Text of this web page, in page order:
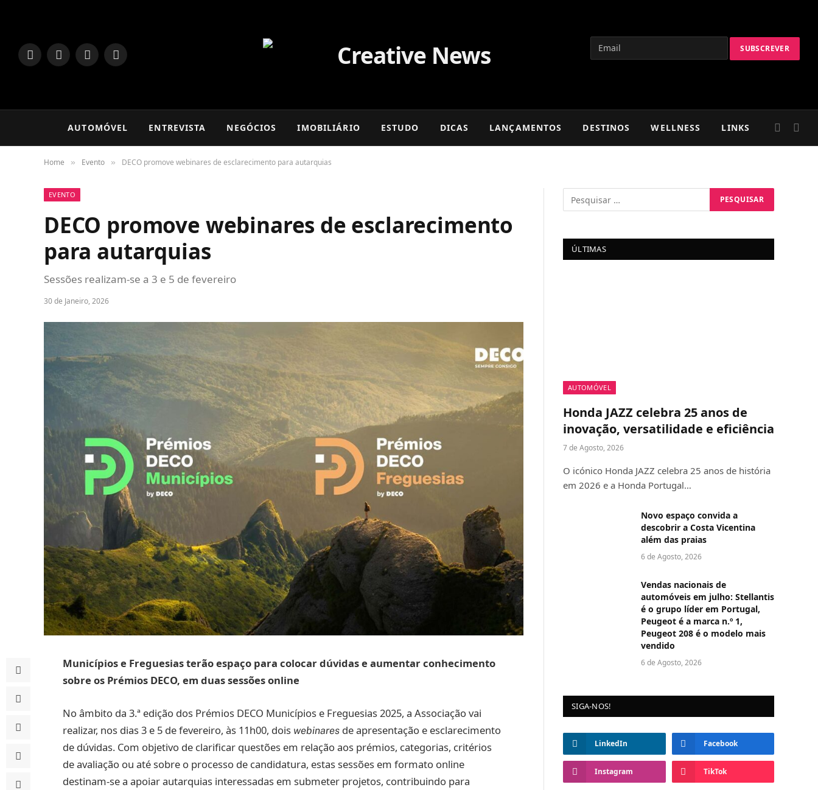
LinkedInFacebookInstagram
TikTok
AUTOMÓVEL ENTREVISTA NEGÓCIOS IMOBILIÁRIO ESTUDO DICAS LANÇAMENTOS DESTINOS WELLNESS LINKS
Home » Evento » DECO promove webinares de esclarecimento para autarquias
EVENTO
DECO promove webinares de esclarecimento
para autarquias
Sessões realizam-se a 3 e 5 de fevereiro
30 de Janeiro, 2026
Municípios e Freguesias terão espaço para colocar dúvidas e aumentar conhecimento
sobre os Prémios DECO, em duas sessões online
No âmbito da 3.ª edição dos Prémios DECO Municípios e Freguesias 2025, a Associação vai
realizar, nos dias 3 e 5 de fevereiro, às 11h00, dois webinares de apresentação e esclarecimento
de dúvidas. Com objetivo de clarificar questões em relação aos prémios, categorias, critérios
de avaliação ou até sobre o processo de candidatura, estas sessões em formato online
destinam-se a apoiar autarquias interessadas em submeter projetos, contribuindo para
ÚLTIMAS
AUTOMÓVEL
Honda JAZZ celebra 25 anos de
inovação, versatilidade e eficiência
7 de Agosto, 2026
O icónico Honda JAZZ celebra 25 anos de história
em 2026 e a Honda Portugal…
Novo espaço convida a
descobrir a Costa Vicentina
além das praias
6 de Agosto, 2026
Vendas nacionais de
automóveis em julho: Stellantis
é o grupo líder em Portugal,
Peugeot é a marca n.º 1,
Peugeot 208 é o modelo mais
vendido
6 de Agosto, 2026
SIGA-NOS!
LinkedIn Facebook
Instagram TikTok